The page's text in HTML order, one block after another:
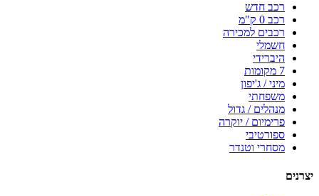
רכב חדש
רכב 0 ק"מ
רכבים למכירה
חשמלי
היברידי
7 מקומות
מיני / ג'יפון
משפחתי
מנהלים / גדול
פרימיום / יוקרה
ספורטיבי
מסחרי וטנדר
יצרנים